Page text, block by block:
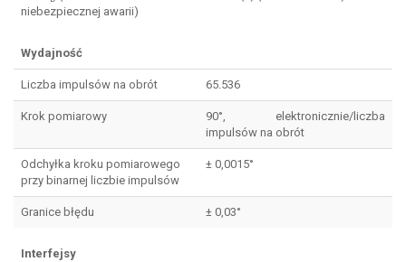
niebezpiecznej awarii)
Wydajność
Liczba impulsów na obrót 65.536
Krok pomiarowy
90°, elektronicznie/liczba
impulsów na obrót
Odchyłka kroku pomiarowego
przy binarnej liczbie impulsów
± 0,0015°
Granice błędu ± 0,03°
Interfejsy